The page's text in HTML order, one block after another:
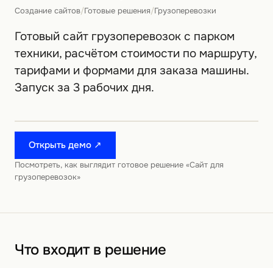
Создание сайтов/Готовые решения/Грузоперевозки
Готовый сайт грузоперевозок с парком
техники, расчётом стоимости по маршруту,
тарифами и формами для заказа машины.
Запуск за 3 рабочих дня.
Открыть демо ↗
Посмотреть, как выглядит готовое решение «Сайт для
грузоперевозок»
Что входит в решение